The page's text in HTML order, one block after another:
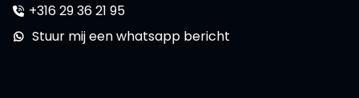
+316 29 36 21 95
Stuur mij een whatsapp bericht